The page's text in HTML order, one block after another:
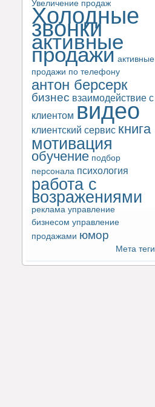
Увеличение продаж
Холодные
звонки
активные
продажи активные
продажи по телефону
антон берсерк
бизнес взаимодействие с
клиентом видео
клиентский сервис книга
мотивация
обучение подбор
персонала психология
работа с
возражениями
реклама управление
бизнесом управление
продажами юмор
Мета теги